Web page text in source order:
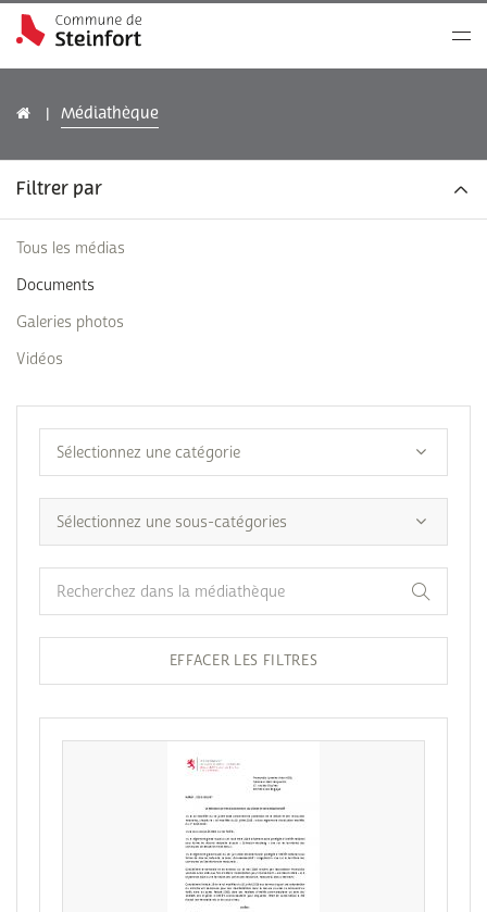
Médiathèque
Filtrer par
Tous les médias
Documents
Galeries photos
Vidéos
EFFACER LES FILTRES